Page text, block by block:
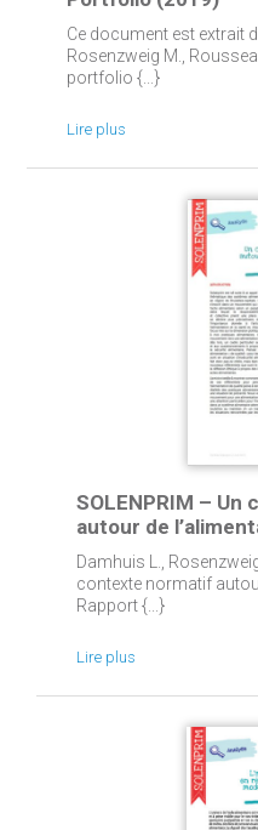
Ce document est extrait
Rosenzweig M.,
portfolio {...}
Lire plus
SOLENPRIM –
autour de
Damhuis L.,
contexte normatif
Rapport {...}
Lire plus